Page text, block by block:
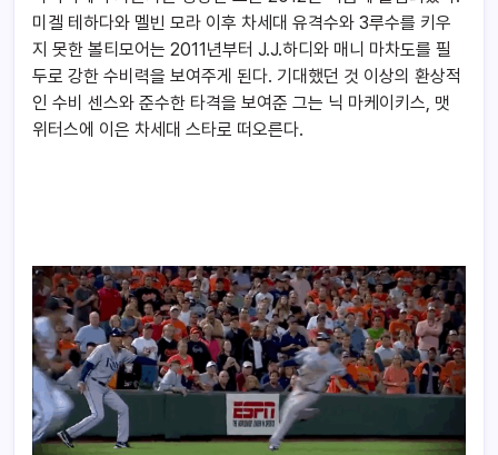
미겔 테하다와 멜빈 모라 이후 차세대 유격수와 3루수를 키우
지 못한 볼티모어는 2011년부터 J.J.하디와 매니 마차도를 필
두로 강한 수비력을 보여주게 된다. 기대했던 것 이상의 환상적
인 수비 센스와 준수한 타격을 보여준 그는 닉 마케이키스, 맷
위터스에 이은 차세대 스타로 떠오른다.